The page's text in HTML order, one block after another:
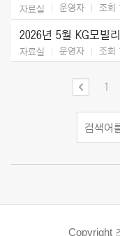
자료실 운영자 조회
2026년 5월 KG모빌
자료실 운영자 조회
1
Copyright